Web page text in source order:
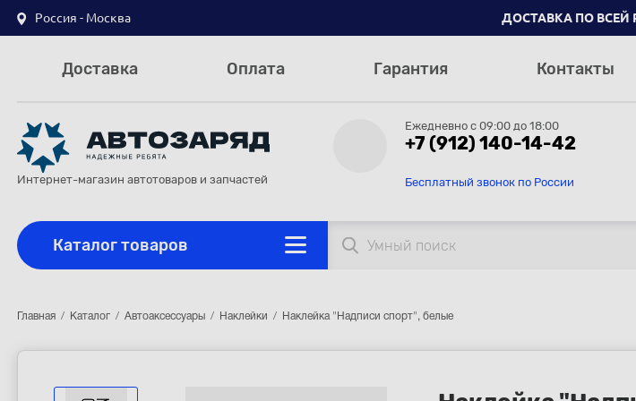
Россия - Москва ДОСТАВКА ПО ВСЕЙ
Доставка Оплата Гарантия Контакты
Интернет-магазин автотоваров и запчастей
Ежедневно с 09:00 до 18:00
+7 (912) 140-14-42
Бесплатный звонок по России
Каталог товаров
Главная Каталог Автоаксессуары Наклейки Наклейка "Надписи спорт", белые